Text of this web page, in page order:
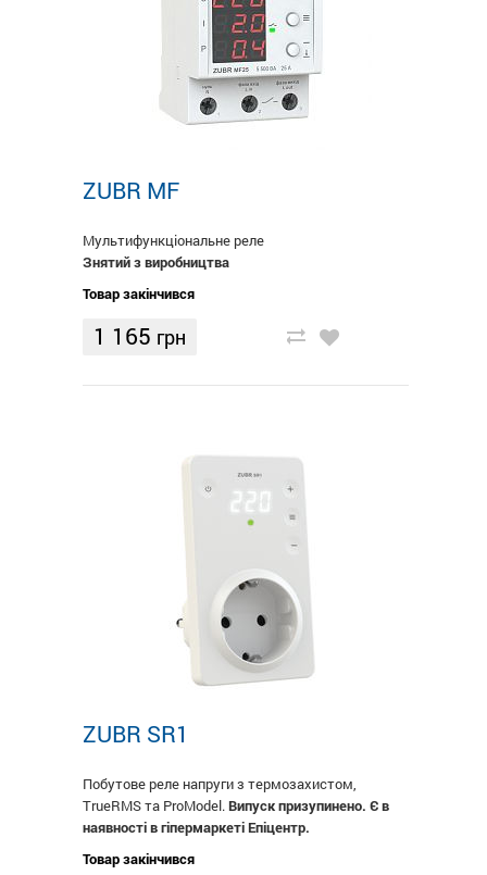
ZUBR MF
Мультифункціональне реле
Знятий з виробництва
Товар закінчився
1 165 грн
ZUBR SR1
Побутове реле напруги з термозахистом,
TruеRMS та ProModel.Випуск призупинено. Є в
наявності в гіпермаркеті Епіцентр.
Товар закінчився